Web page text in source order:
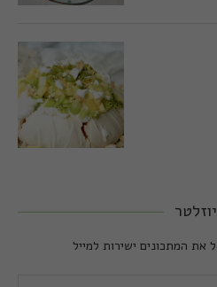
את המתכונים ישירות למייל